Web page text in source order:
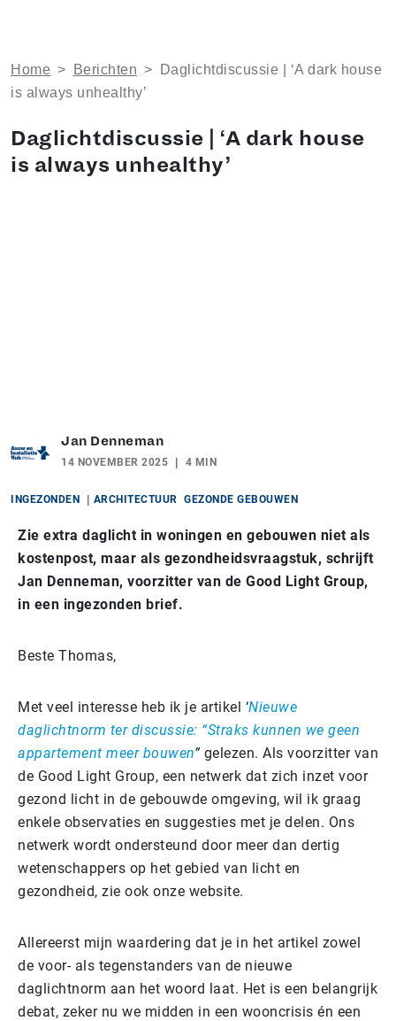
Home > Berichten >
Daglichtdiscussie | ‘A dark house
is always unhealthy’
Daglichtdiscussie | ‘A dark house
is always unhealthy’
Jan Denneman
14 NOVEMBER 2025 4 MIN
INGEZONDEN ARCHITECTUUR GEZONDE GEBOUWEN
Zie extra daglicht in woningen en gebouwen niet als
kostenpost, maar als gezondheidsvraagstuk, schrijft
Jan Denneman, voorzitter van de Good Light Group,
in een ingezonden brief.
Beste Thomas,
Met veel interesse heb ik je artikel ‘Nieuwe
daglichtnorm ter discussie: “Straks kunnen we geen
appartement meer bouwen” gelezen. Als voorzitter van
de Good Light Group, een netwerk dat zich inzet voor
gezond licht in de gebouwde omgeving, wil ik graag
enkele observaties en suggesties met je delen. Ons
netwerk wordt ondersteund door meer dan dertig
wetenschappers op het gebied van licht en
gezondheid, zie ook onze website.
Allereerst mijn waardering dat je in het artikel zowel
de voor- als tegenstanders van de nieuwe
daglichtnorm aan het woord laat. Het is een belangrijk
debat, zeker nu we midden in een wooncrisis én een